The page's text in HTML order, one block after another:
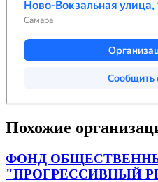
Похожие
ФОНД
"ПРОГРЕССИВНЫЙ